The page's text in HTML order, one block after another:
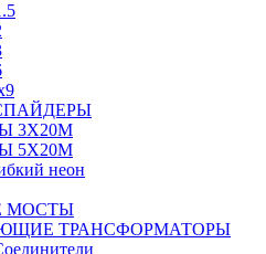
3Х20М
5Х20М
неон
МОСТЫ
ТРАНСФОРМАТОРЫ